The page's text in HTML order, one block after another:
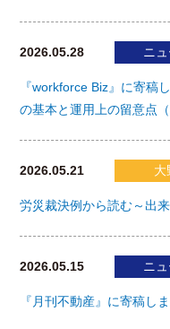
2026.05.28 ニ
『workforce Biz』に寄稿
の基本と運用上の留意点
2026.05.21 大
労災裁決例から読む～出
2026.05.15 ニ
『月刊不動産』に寄稿し